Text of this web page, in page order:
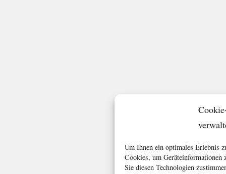
Um Ihnen ein optimales Erlebnis
Cookies, um Geräteinformationen
Sie diesen Technologien